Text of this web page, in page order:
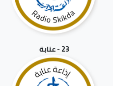
23 - عنابة